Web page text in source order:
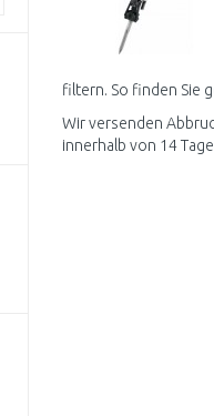
filtern. So finden Sie
Wir versenden
innerhalb von 14